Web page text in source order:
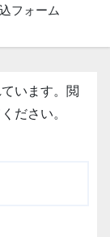
フォーム
います。閲
ださい。